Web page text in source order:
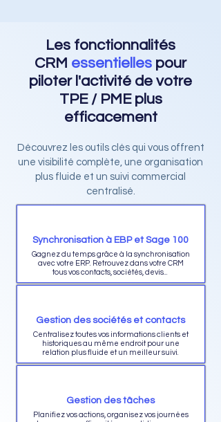
Les fonctionnalités
CRM essentielles pour
piloter l'activité de votre
TPE / PME plus
efficacement
Découvrez les outils clés qui vous offrent
une visibilité complète, une organisation
plus fluide et un suivi commercial
centralisé.
Synchronisation à EBP et Sage 100
Gagnez du temps grâce à la synchronisation
avec votre ERP. Retrouvez dans votre CRM
tous vos contacts, sociétés, devis...
Gestion des sociétés et contacts
Centralisez toutes vos informations clients et
historiques au même endroit pour une
relation plus fluide et un meilleur suivi.
Gestion des tâches
Planifiez vos actions, organisez vos journées